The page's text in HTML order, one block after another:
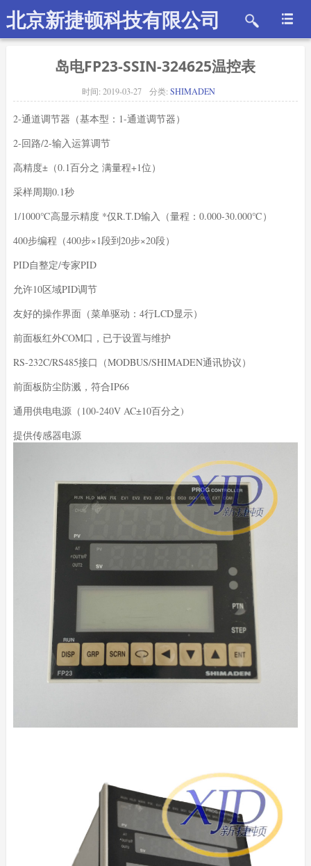
北京新捷顿科技有限公司
岛电FP23-SSIN-324625温控表
时间:2019-03-27 分类:SHIMADEN
2-通道调节器（基本型：1-通道调节器）
2-回路/2-输入运算调节
高精度±（0.1百分之 满量程+1位）
采样周期0.1秒
1/1000℃高显示精度 *仅R.T.D输入（量程：0.000-30.000℃）
400步编程（400步×1段到20步×20段）
PID自整定/专家PID
允许10区域PID调节
友好的操作界面（菜单驱动：4行LCD显示）
前面板红外COM口，已于设置与维护
RS-232C/RS485接口（MODBUS/SHIMADEN通讯协议）
前面板防尘防溅，符合IP66
通用供电电源（100-240V AC±10百分之)
提供传感器电源